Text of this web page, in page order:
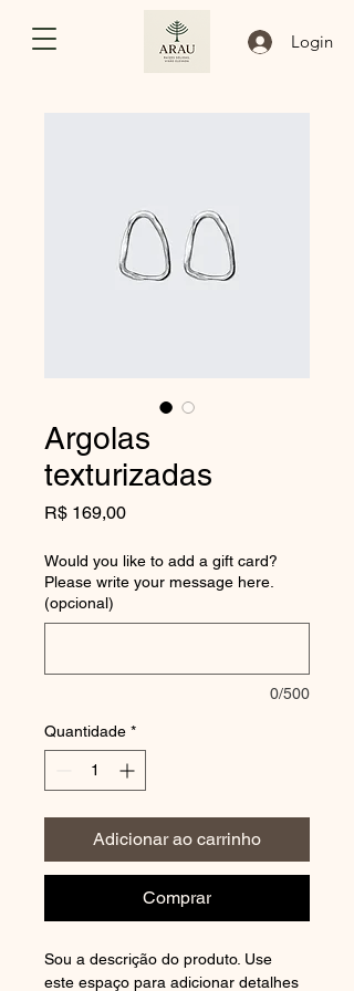
Login
Argolas
texturizadas
R$ 169,00Preço
Would you like to add a gift card?
Please write your message here.
(opcional)
0/500
Quantidade *
Adicionar ao carrinho
Comprar
Sou a descrição do produto. Use
este espaço para adicionar detalhes